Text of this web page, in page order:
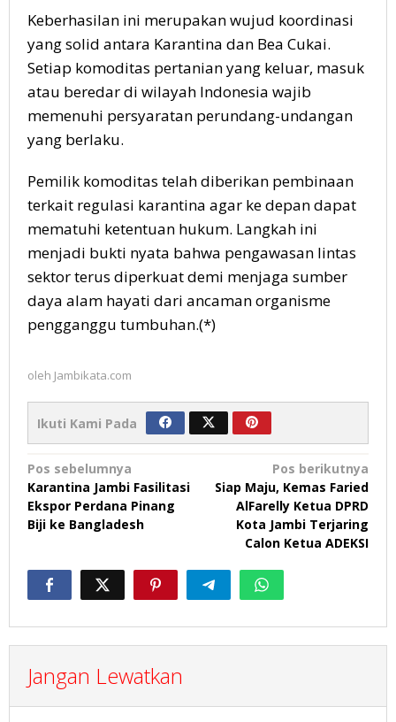
Keberhasilan ini merupakan wujud koordinasi
yang solid antara Karantina dan Bea Cukai.
Setiap komoditas pertanian yang keluar, masuk
atau beredar di wilayah Indonesia wajib
memenuhi persyaratan perundang-undangan
yang berlaku.
Pemilik komoditas telah diberikan pembinaan
terkait regulasi karantina agar ke depan dapat
mematuhi ketentuan hukum. Langkah ini
menjadi bukti nyata bahwa pengawasan lintas
sektor terus diperkuat demi menjaga sumber
daya alam hayati dari ancaman organisme
pengganggu tumbuhan.(*)
oleh Jambikata.com
Ikuti Kami Pada
Navigasi
pos
Pos sebelumnya
Karantina Jambi Fasilitasi
Ekspor Perdana Pinang
Biji ke Bangladesh
Pos berikutnya
Siap Maju, Kemas Faried
AlFarelly Ketua DPRD
Kota Jambi Terjaring
Calon Ketua ADEKSI
Jangan Lewatkan